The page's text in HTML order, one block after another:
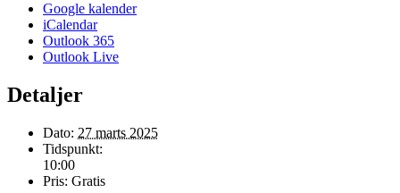
Google kalender
iCalendar
Outlook 365
Outlook Live
Detaljer
Dato: 27 marts 2025
Tidspunkt:
10:00
Pris: Gratis